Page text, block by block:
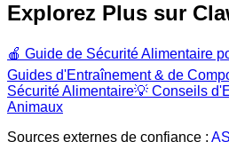
Explorez Plus sur
🍎 Guide de Sécurité Alimentaire
Guides d'Entraînement & de
Sécurité Alimentaire💡 Conseils
Animaux
Sources externes de confiance :